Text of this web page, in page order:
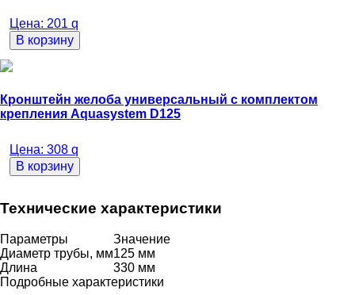
Цена: 201 q
В корзину
Кронштейн желоба универсальный с комплектом
крепления Aquasystem D125
Цена: 308 q
В корзину
Технические характеристики
Параметры
Значение
Диаметр трубы, мм125 мм
Длина
330 мм
Подробные характеристики